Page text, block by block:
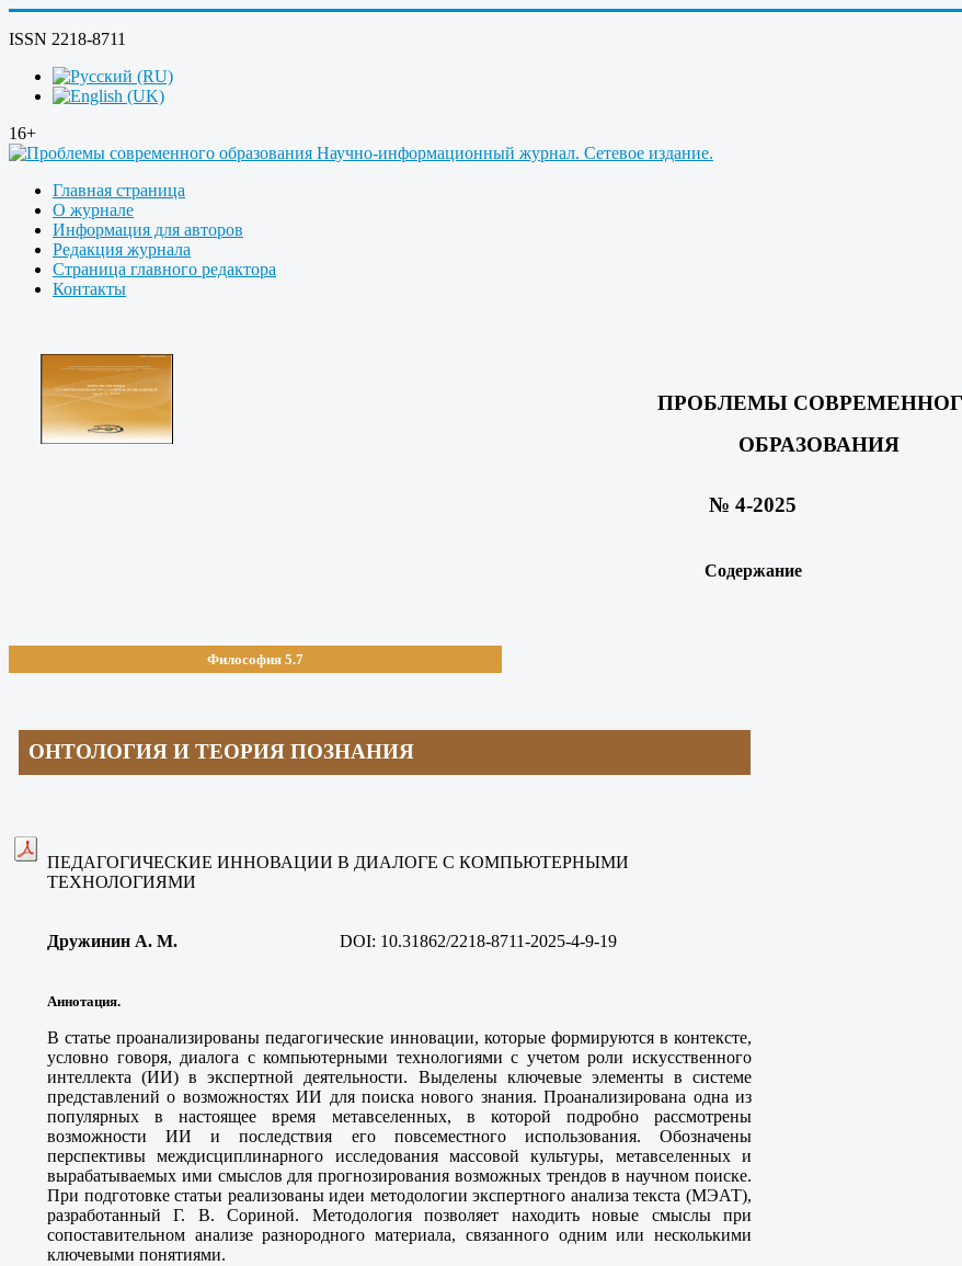
ISSN 2218-8711
16+
Главная страница
О журнале
Информация для авторов
Редакция журнала
Страница главного редактора
Контакты
ПРОБЛЕМЫ
ОБРАЗОВАНИЯ
№ 4-2025
Содержание
Философия 5.7
ОНТОЛОГИЯ И ТЕОРИЯ ПОЗНАНИЯ
ПЕДАГОГИЧЕСКИЕ ИННОВАЦИИ В ДИАЛОГЕ С КОМПЬЮТЕРНЫМИ
ТЕХНОЛОГИЯМИ
Дружинин А. М. DOI: 10.31862/2218-8711-2025-4-9-19
Аннотация.
В статье проанализированы педагогические инновации, которые формируются в контексте,
условно говоря, диалога с компьютерными технологиями с учетом роли искусственного
интеллекта (ИИ) в экспертной деятельности. Выделены ключевые элементы в системе
представлений о возможностях ИИ для поиска нового знания. Проанализирована одна из
популярных в настоящее время метавселенных, в которой подробно рассмотрены
возможности ИИ и последствия его повсеместного использования. Обозначены
перспективы междисциплинарного исследования массовой культуры, метавселенных и
вырабатываемых ими смыслов для прогнозирования возможных трендов в научном поиске.
При подготовке статьи реализованы идеи методологии экспертного анализа текста (МЭАТ),
разработанный Г. В. Сориной. Методология позволяет находить новые смыслы при
сопоставительном анализе разнородного материала, связанного одним или несколькими
ключевыми понятиями.